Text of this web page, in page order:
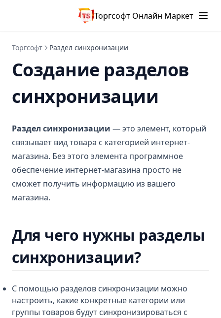
Торгсофт Онлайн Маркет
Торгсофт Раздел синхронизации
Создание разделов
синхронизации
Раздел синхронизации — это элемент, который
связывает вид товара с категорией интернет-
магазина. Без этого элемента программное
обеспечение интернет-магазина просто не
сможет получить информацию из вашего
магазина.
Для чего нужны разделы
синхронизации?
С помощью разделов синхронизации можно
настроить, какие конкретные категории или
группы товаров будут синхронизироваться с